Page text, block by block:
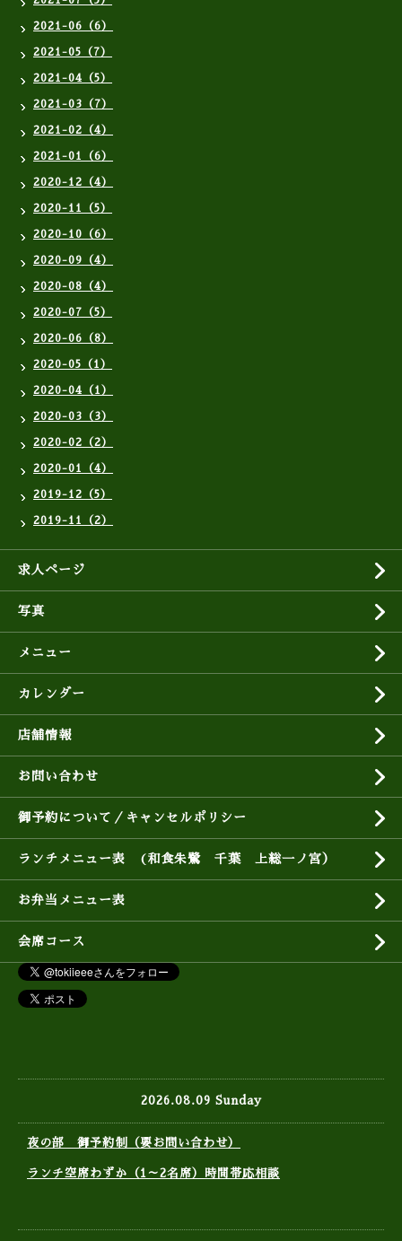
2021-06（6）
2021-05（7）
2021-04（5）
2021-03（7）
2021-02（4）
2021-01（6）
2020-12（4）
2020-11（5）
2020-10（6）
2020-09（4）
2020-08（4）
2020-07（5）
2020-06（8）
2020-05（1）
2020-04（1）
2020-03（3）
2020-02（2）
2020-01（4）
2019-12（5）
2019-11（2）
求人ページ
写真
メニュー
カレンダー
店舗情報
お問い合わせ
御予約について／キャンセルポリシー
ランチメニュー表 (和食朱鷺 千葉 上総一ノ宮）
お弁当メニュー表
会席コース
2026.08.09 Sunday
夜の部 御予約制（要お問い合わせ）
ランチ空席わずか（1～2名席）時間帯応相談